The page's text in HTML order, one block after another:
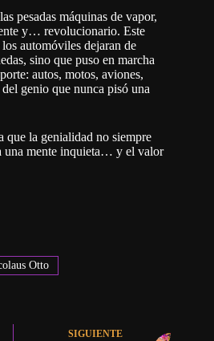
pesadas máquinas de vapor,
y… revolucionario. Este
automóviles dejaran de
sino que puso en marcha
autos, motos, aviones,
genio que nunca pisó una
que la genialidad no siempre
una mente inquieta… y el valor
Otto
SIGUIENTE